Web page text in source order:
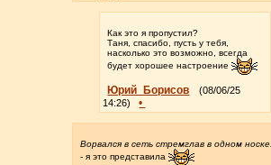
Как это я пропустил?
Таня, спасибо, пусть у тебя,
насколько это возможно, всегда
будет хорошее настроение
Юрий_Борисов
(08/06/25
14:26)
•
Ворвался в сеть стремглав в одном носке.
- я это представила